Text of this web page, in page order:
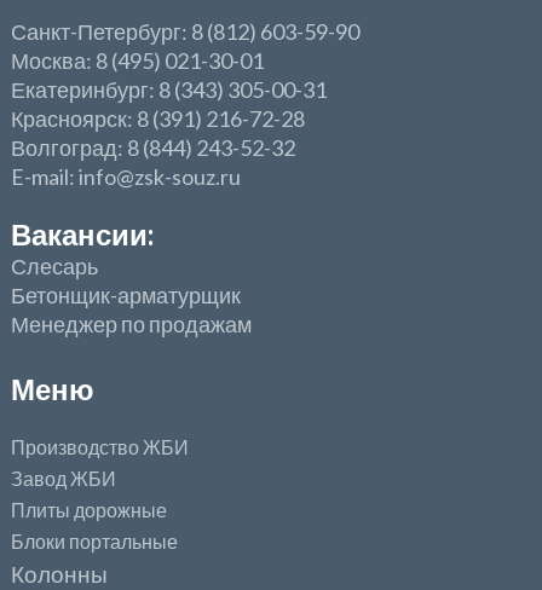
Санкт-Петербург: 8 (812) 603-59-90
Москва: 8 (495) 021-30-01
Екатеринбург: 8 (343) 305-00-31
Красноярск: 8 (391) 216-72-28
Волгоград: 8 (844) 243-52-32
E-mail: info@zsk-souz.ru
Вакансии:
Слесарь
Бетонщик-арматурщик
Менеджер по продажам
Меню
Производство ЖБИ
Завод ЖБИ
Плиты дорожные
Блоки портальные
Колонны